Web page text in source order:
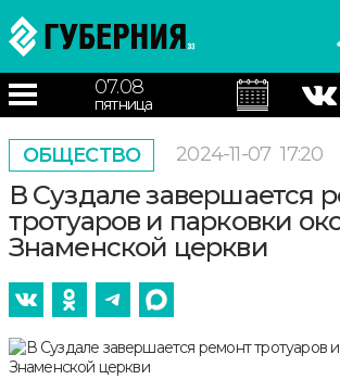
07.08
пятница
ОБЩЕСТВО 2024-11-07 17:20
В Суздале завершается
тротуаров и парковки
Знаменской церкви